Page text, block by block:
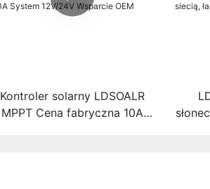
Kontroler solarny LDSOALR
MPPT Cena fabryczna 10A